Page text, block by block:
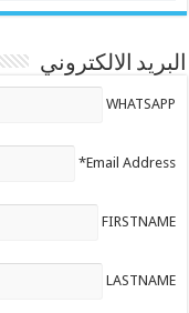
البريد الالكتروني
WHATSAPP
Email Address*
FIRSTNAME
LASTNAME